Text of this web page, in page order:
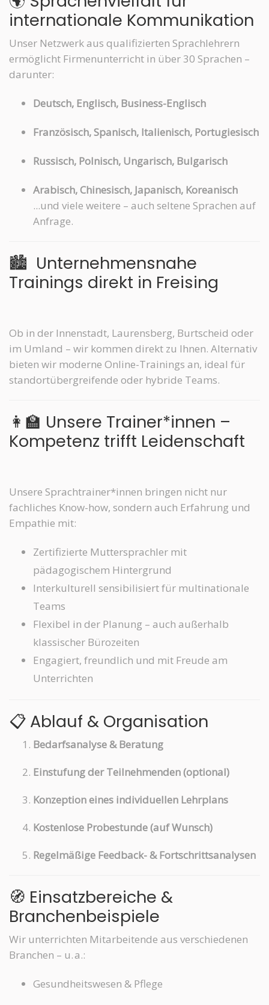
internationale Kommunikation
Unser Netzwerk aus qualifizierten Sprachlehrern
ermöglicht Firmenunterricht in über 30 Sprachen –
darunter:
Deutsch, Englisch, Business-Englisch
Französisch, Spanisch, Italienisch, Portugiesisch
Russisch, Polnisch, Ungarisch, Bulgarisch
Arabisch, Chinesisch, Japanisch, Koreanisch
...und viele weitere – auch seltene Sprachen auf
Anfrage.
🏙️ Unternehmensnahe
Trainings direkt in Freising
Ob in der Innenstadt, Laurensberg, Burtscheid oder
im Umland – wir kommen direkt zu Ihnen. Alternativ
bieten wir moderne Online-Trainings an, ideal für
standortübergreifende oder hybride Teams.
👩‍🏫 Unsere Trainer*innen –
Kompetenz trifft Leidenschaft
Unsere Sprachtrainer*innen bringen nicht nur
fachliches Know-how, sondern auch Erfahrung und
Empathie mit:
Zertifizierte Muttersprachler mit
pädagogischem Hintergrund
Interkulturell sensibilisiert für multinationale
Teams
Flexibel in der Planung – auch außerhalb
klassischer Bürozeiten
Engagiert, freundlich und mit Freude am
Unterrichten
📋 Ablauf & Organisation
Bedarfsanalyse & Beratung
Einstufung der Teilnehmenden (optional)
Konzeption eines individuellen Lehrplans
Kostenlose Probestunde (auf Wunsch)
Regelmäßige Feedback- & Fortschrittsanalysen
🧭 Einsatzbereiche &
Branchenbeispiele
Wir unterrichten Mitarbeitende aus verschiedenen
Branchen – u. a.:
Gesundheitswesen & Pflege